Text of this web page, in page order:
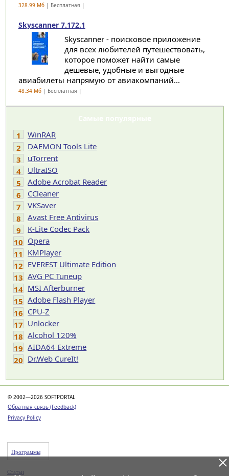
328.99 Мб| Бесплатная |
Skyscanner 7.172.1
Skyscanner - поисковое приложение
для всех любителей путешествовать,
которое поможет найти самые
дешевые, удобные и выгодные
авиабилеты напрямую от авиакомпаний...
48.34 Мб| Бесплатная |
Самые популярные
1
WinRAR
2
DAEMON Tools Lite
3
uTorrent
4
UltraISO
5
Adobe Acrobat Reader
6
CCleaner
7
VKSaver
8
Avast Free Antivirus
9
K-Lite Codec Pack
10 Opera
11 KMPlayer
12 EVEREST Ultimate Edition
13 AVG PC Tuneup
14 MSI Afterburner
15 Adobe Flash Player
16 CPU-Z
17 Unlocker
18 Alcohol 120%
19 AIDA64 Extreme
20 Dr.Web CureIt!
© 2002—2026 SOFTPORTAL
Обратная связь (Feedback)
Privacy Policy
Программы
Статьи